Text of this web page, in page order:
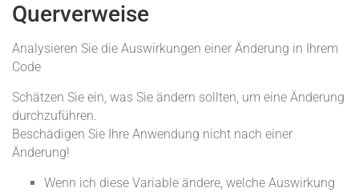
Querverweise
Analysieren Sie die Auswirkungen einer Änderung in Ihrem
Code
Schätzen Sie ein, was Sie ändern sollten, um eine Änderung
durchzuführen.
Beschädigen Sie Ihre Anwendung nicht nach einer
Änderung!
Wenn ich diese Variable ändere, welche Auswirkung